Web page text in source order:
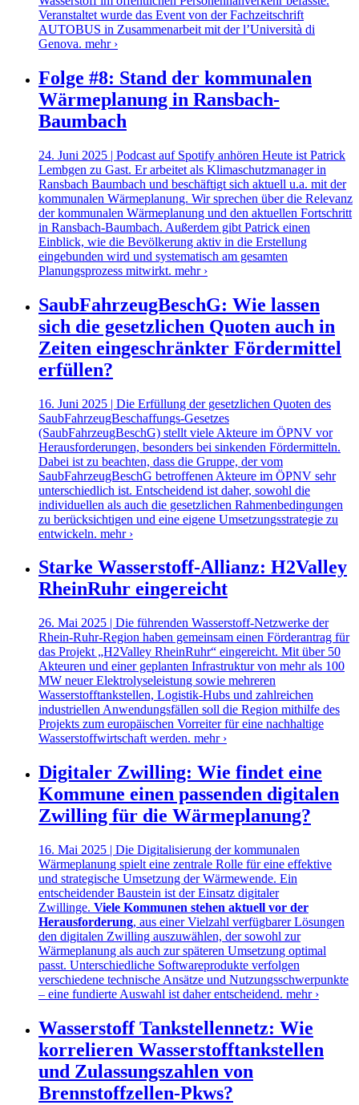
Veranstaltet wurde das Event von der Fachzeitschrift
AUTOBUS in Zusammenarbeit mit der l’Università di
Genova. mehr ›
Folge #8: Stand der kommunalen
Wärmeplanung in Ransbach-
Baumbach
24. Juni 2025 | Podcast auf Spotify anhören Heute ist Patrick
Lembgen zu Gast. Er arbeitet als Klimaschutzmanager in
Ransbach Baumbach und beschäftigt sich aktuell u.a. mit der
kommunalen Wärmeplanung. Wir sprechen über die Relevanz
der kommunalen Wärmeplanung und den aktuellen Fortschritt
in Ransbach-Baumbach. Außerdem gibt Patrick einen
Einblick, wie die Bevölkerung aktiv in die Erstellung
eingebunden wird und systematisch am gesamten
Planungsprozess mitwirkt. mehr ›
SaubFahrzeugBeschG: Wie lassen
sich die gesetzlichen Quoten auch in
Zeiten eingeschränkter Fördermittel
erfüllen?
16. Juni 2025 | Die Erfüllung der gesetzlichen Quoten des
SaubFahrzeugBeschaffungs-Gesetzes
(SaubFahrzeugBeschG) stellt viele Akteure im ÖPNV vor
Herausforderungen, besonders bei sinkenden Fördermitteln.
Dabei ist zu beachten, dass die Gruppe, der vom
SaubFahrzeugBeschG betroffenen Akteure im ÖPNV sehr
unterschiedlich ist. Entscheidend ist daher, sowohl die
individuellen als auch die gesetzlichen Rahmenbedingungen
zu berücksichtigen und eine eigene Umsetzungsstrategie zu
entwickeln. mehr ›
Starke Wasserstoff-Allianz: H2Valley
RheinRuhr eingereicht
26. Mai 2025 | Die führenden Wasserstoff-Netzwerke der
Rhein-Ruhr-Region haben gemeinsam einen Förderantrag für
das Projekt „H2Valley RheinRuhr“ eingereicht. Mit über 50
Akteuren und einer geplanten Infrastruktur von mehr als 100
MW neuer Elektrolyseleistung sowie mehreren
Wasserstofftankstellen, Logistik-Hubs und zahlreichen
industriellen Anwendungsfällen soll die Region mithilfe des
Projekts zum europäischen Vorreiter für eine nachhaltige
Wasserstoffwirtschaft werden. mehr ›
Digitaler Zwilling: Wie findet eine
Kommune einen passenden digitalen
Zwilling für die Wärmeplanung?
16. Mai 2025 | Die Digitalisierung der kommunalen
Wärmeplanung spielt eine zentrale Rolle für eine effektive
und strategische Umsetzung der Wärmewende. Ein
entscheidender Baustein ist der Einsatz digitaler
Zwillinge. Viele Kommunen stehen aktuell vor der
Herausforderung, aus einer Vielzahl verfügbarer Lösungen
den digitalen Zwilling auszuwählen, der sowohl zur
Wärmeplanung als auch zur späteren Umsetzung optimal
passt. Unterschiedliche Softwareprodukte verfolgen
verschiedene technische Ansätze und Nutzungsschwerpunkte
– eine fundierte Auswahl ist daher entscheidend. mehr ›
Wasserstoff Tankstellennetz: Wie
korrelieren Wasserstofftankstellen
und Zulassungszahlen von
Brennstoffzellen-Pkws?